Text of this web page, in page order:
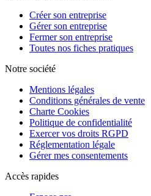
Créer son entreprise
Gérer son entreprise
Fermer son entreprise
Toutes nos fiches pratiques
Notre société
Mentions légales
Conditions générales de vente
Charte Cookies
Politique de confidentialité
Exercer vos droits RGPD
Réglementation légale
Gérer mes consentements
Accès rapides